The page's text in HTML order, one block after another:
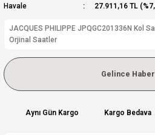
Havale
27.911,16 TL
JACQUES PHILIPPE JPQGC201336N Kol
Orjinal Saatler
Gelince
Aynı Gün Kargo Kargo Bedava